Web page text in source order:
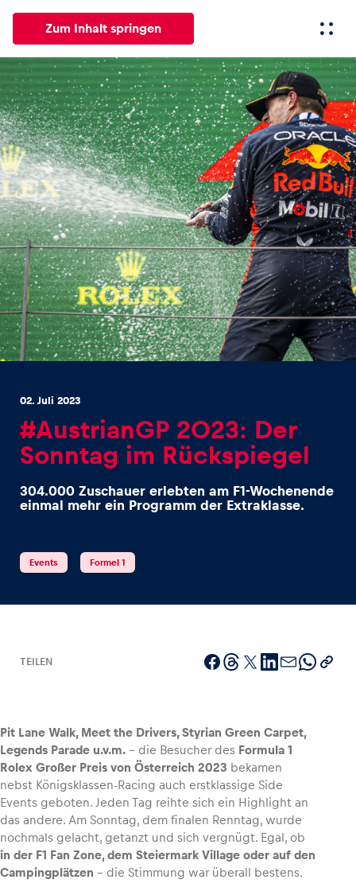
Zum Inhalt springen
Alle News Events Erlebnisse Seiten
News
Alle anzeigen
Events
Alle anzeigen
Erlebnisse
Alle anzeigen
Alle anzeigen
Fahrzeug
Alle anzeigen
02. Juli 2023
#AustrianGP 2023: Der
Sonntag im Rückspiegel
304.000 Zuschauer erlebten am F1-Wochenende
einmal mehr ein Programm der Extraklasse.
Events Formel 1
TEILEN
Pit Lane Walk, Meet the Drivers, Styrian Green Carpet,
Legends Parade u.v.m. – die Besucher des Formula 1
Rolex Großer Preis von Österreich 2023 bekamen
nebst Königsklassen-Racing auch erstklassige Side
Events geboten. Jeden Tag reihte sich ein Highlight an
das andere. Am Sonntag, dem finalen Renntag, wurde
nochmals gelacht, getanzt und sich vergnügt. Egal, ob
in der F1 Fan Zone, dem Steiermark Village oder auf den
Campingplätzen – die Stimmung war überall bestens.